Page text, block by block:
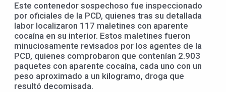
Este contenedor sospechoso fue inspeccionado
por oficiales de la PCD, quienes tras su detallada
labor localizaron 117 maletines con aparente
cocaína en su interior. Estos maletines fueron
minuciosamente revisados por los agentes de la
PCD, quienes comprobaron que contenían 2.903
paquetes con aparente cocaína, cada uno con un
peso aproximado a un kilogramo, droga que
resultó decomisada.